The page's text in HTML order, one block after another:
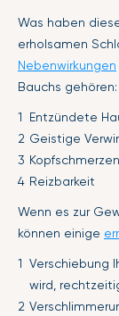
Was haben
erholsamen
Nebenwirkungen
Bauchs gehören:
Entzündete
Geistige
Kopfschmerzen
Reizbarkeit
Wenn es zur
können einige
Verschiebung
wird,